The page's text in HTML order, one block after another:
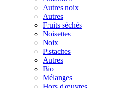
Autres noix
Autres
Fruits séchés
Noisettes
Noix
Pistaches
Autres
Bio
Mélanges
Hors d'œuvres